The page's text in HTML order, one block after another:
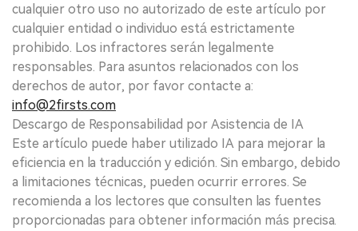
cualquier otro uso no autorizado de este artículo por
cualquier entidad o individuo está estrictamente
prohibido. Los infractores serán legalmente
responsables. Para asuntos relacionados con los
derechos de autor, por favor contacte a:
info@2firsts.com
Descargo de Responsabilidad por Asistencia de IA
Este artículo puede haber utilizado IA para mejorar la
eficiencia en la traducción y edición. Sin embargo, debido
a limitaciones técnicas, pueden ocurrir errores. Se
recomienda a los lectores que consulten las fuentes
proporcionadas para obtener información más precisa.